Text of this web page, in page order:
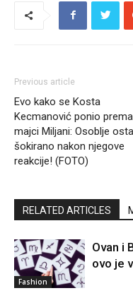
Previous article
Evo kako se Kosta
Kecmanović ponio prema
majci Miljani: Osoblje
šokirano nakon njegove
reakcije! (FOTO)
RELATED ARTICLES
Fashion
Ovan i
ovo je